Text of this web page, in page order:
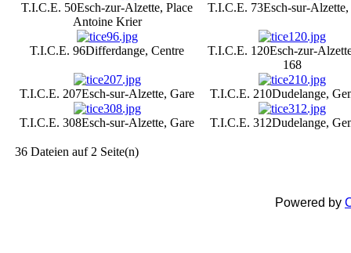
T.I.C.E. 50Esch-zur-Alzette, Place
Antoine Krier
T.I.C.E. 73Esch-sur-Alzette,
T.I.C.E. 96Differdange, Centre T.I.C.E. 120Esch-zur-
168
T.I.C.E. 207Esch-sur-Alzette, Gare T.I.C.E. 210Dudelange,
T.I.C.E. 308Esch-sur-Alzette, Gare T.I.C.E. 312Dudelange,
36 Dateien auf 2 Seite(n)
Powered by